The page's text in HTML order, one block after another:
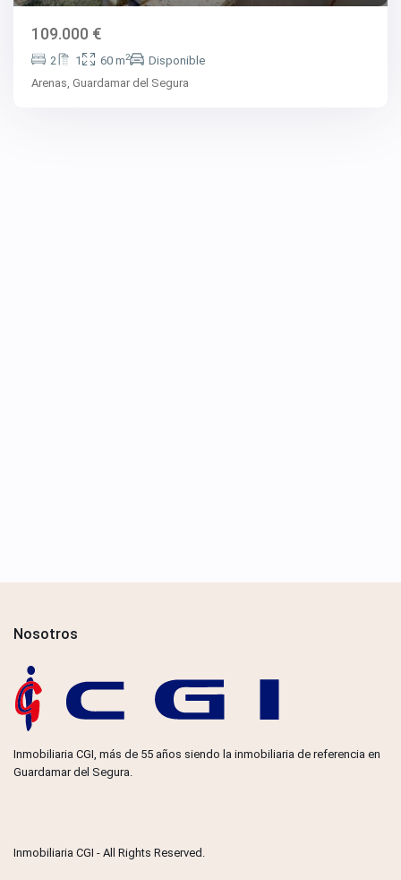
109.000 €
2 1 60 m2
Disponible
Arenas,Guardamar del Segura
Nosotros
Inmobiliaria CGI, más de 55 años siendo la inmobiliaria de referencia en
Guardamar del Segura.
Inmobiliaria CGI - All Rights Reserved.